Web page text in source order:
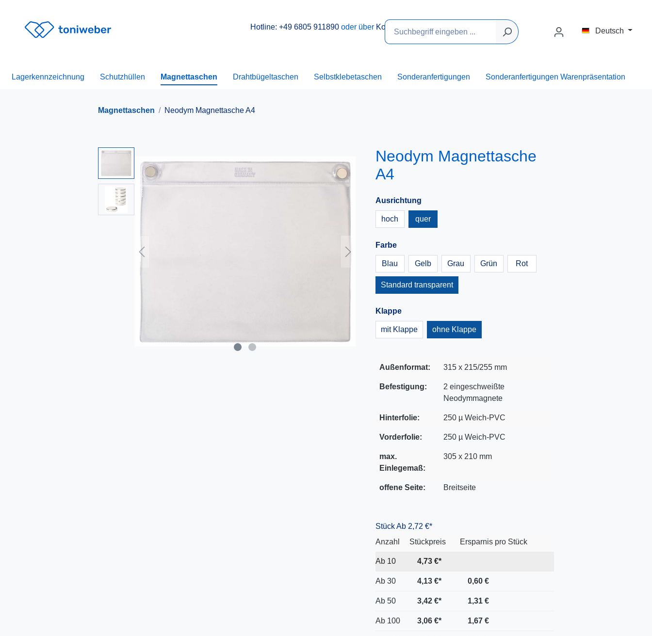
Hotline: +49 6805 911890oder über Kontakt Deutsch
Lagerkennzeichnung Schutzhüllen Magnettaschen Drahtbügeltaschen Selbstklebetaschen Sonderanfertigungen Sonderanfertigungen Warenpräsentation
Magnettaschen Neodym Magnettasche A4
Neodym Magnettasche
A4
Ausrichtung
hoch quer
Farbe
Blau Gelb Grau Grün Rot
Standard transparent
Klappe
mit Klappe ohne Klappe
Außenformat: 315 x 215/255 mm
Befestigung:
2 eingeschweißte
Neodymmagnete
Hinterfolie: 250 µ Weich-PVC
Vorderfolie: 250 µ Weich-PVC
max.
Einlegemaß:
305 x 210 mm
offene Seite: Breitseite
StückAb 2,72 €*
Anzahl
Stückpreis Ersparnis pro Stück
Ab 10 4,73 €*
Ab 30 4,13 €* 0,60 €
Ab 50 3,42 €* 1,31 €
Ab 100 3,06 €* 1,67 €